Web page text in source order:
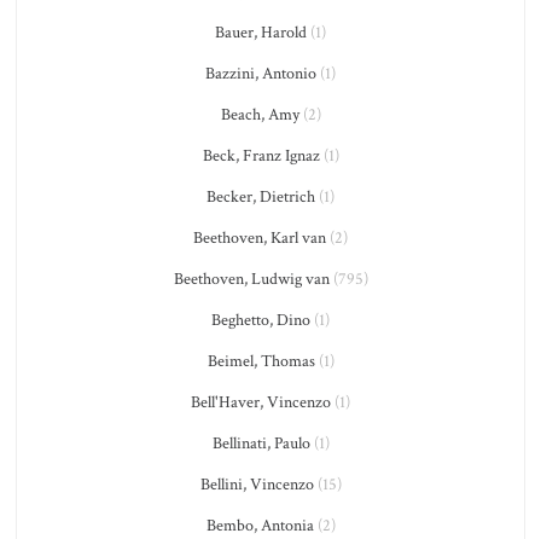
Bauer, Harold (1)
Bazzini, Antonio (1)
Beach, Amy(2)
Beck, Franz Ignaz(1)
Becker, Dietrich (1)
Beethoven, Karl van (2)
Beethoven, Ludwig van(795)
Beghetto, Dino (1)
Beimel, Thomas(1)
Bell'Haver, Vincenzo (1)
Bellinati, Paulo(1)
Bellini, Vincenzo(15)
Bembo, Antonia(2)